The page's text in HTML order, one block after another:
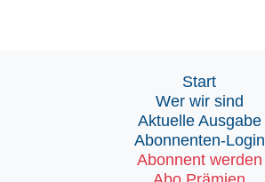
Start
Wer wir sind
Aktuelle Ausgabe
Abonnenten-Login
Abonnent werden